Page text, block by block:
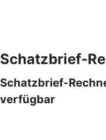
Schatzbrief-
Schatzbrief-
verfügbar